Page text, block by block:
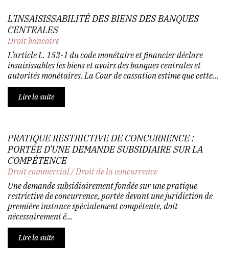
L’INSAISISSABILITÉ DES BIENS DES BANQUES
CENTRALES
Droit bancaire
L’article L. 153-1 du code monétaire et financier déclare
insaisissables les biens et avoirs des banques centrales et
autorités monétaires. La Cour de cassation estime que cette...
Lire la suite
PRATIQUE RESTRICTIVE DE CONCURRENCE :
PORTÉE D’UNE DEMANDE SUBSIDIAIRE SUR LA
COMPÉTENCE
Droit commercial/Droit de la concurrence
Une demande subsidiairement fondée sur une pratique
restrictive de concurrence, portée devant une juridiction de
première instance spécialement compétente, doit
nécessairement ê...
Lire la suite